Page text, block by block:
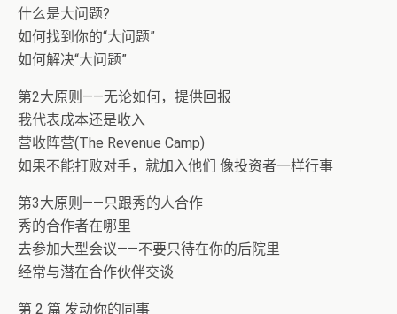
什么是大问题?
如何找到你的“大问题”
如何解决“大问题”
第2大原则——无论如何，提供回报
我代表成本还是收入
营收阵营(The Revenue Camp)
如果不能打败对手，就加入他们 像投资者一样行事
第3大原则——只跟秀的人合作
秀的合作者在哪里
去参加大型会议——不要只待在你的后院里
经常与潜在合作伙伴交谈
第 2 篇 发动你的同事